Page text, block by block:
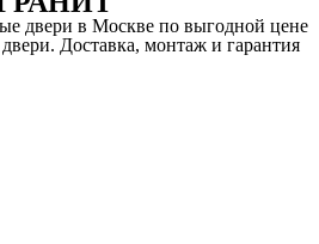
двери в Москве по выгодной цене
Доставка, монтаж и гарантия